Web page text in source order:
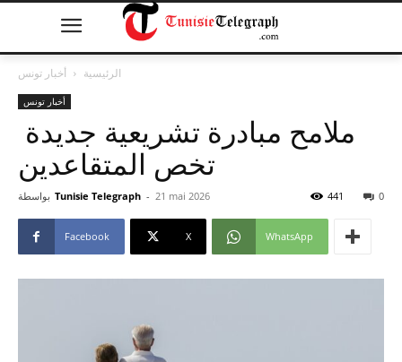
الرئيسية أخبار تونس
أخبار تونس
تخص المتقاعدين
بواسطة Tunisie Telegraph - 21 mai 2026 0
441
Facebook X WhatsApp